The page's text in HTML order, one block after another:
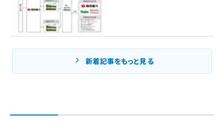
新着記事をもっと見る